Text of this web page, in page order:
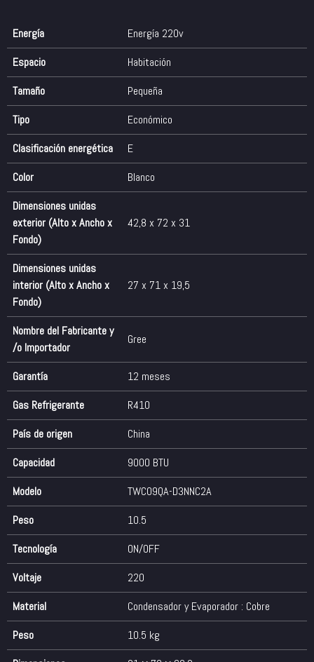
Energía
Energía 220v
Espacio
Habitación
Tamaño
Pequeña
Tipo
Económico
Clasificación energética
E
Color
Blanco
Dimensiones unidas
exterior (Alto x Ancho x
Fondo)
42,8 x 72 x 31
Dimensiones unidas
interior (Alto x Ancho x
Fondo)
27 x 71 x 19,5
Nombre del Fabricante y
/o Importador
Gree
Garantía
12 meses
Gas Refrigerante
R410
País de origen
China
Capacidad
9000 BTU
Modelo
TWC09QA-D3NNC2A
Peso
10.5
Tecnología
ON/OFF
Voltaje
220
Material
Condensador y Evaporador : Cobre
Peso
10.5 kg